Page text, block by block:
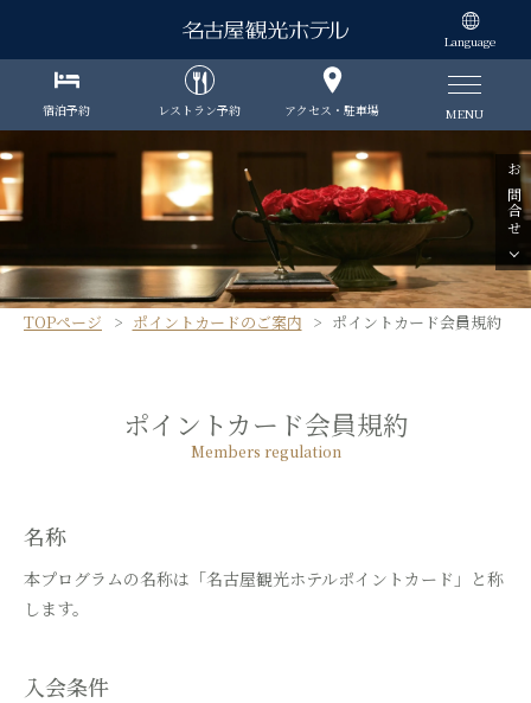
Language
宿泊予約 レストラン予約 アクセス・駐車場 MENU
TOPページ ポイントカードのご案内 ポイントカード会員規約
ポイントカード会員規約
Members regulation
名称
本プログラムの名称は「名古屋観光ホテルポイントカード」と称
します。
入会条件
お問合せ